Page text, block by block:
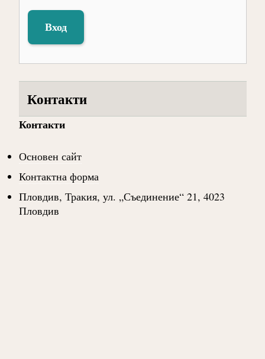
Вход
Контакти
Контакти
Основен сайт
Контактна форма
Пловдив, Тракия, ул. „Съединение“ 21, 4023
Пловдив